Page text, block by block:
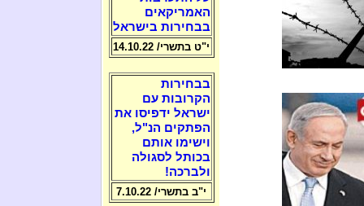
האמריקאים
בבחירות בישראל
י"ט בתשרי/ 14.10.22
בבחירות
הקרובות עם
ישראל ידפיסו את
הפתקים הנ"ל,
וישימו אותם
בכותל לסגולה
ולברכה!
י"ב בתשרי/ 7.10.22